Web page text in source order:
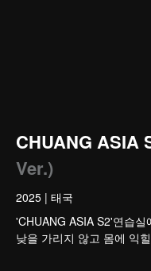
CHUANG ASIA
Ver.)
2025 | 태국
'CHUANG ASIA S2'연습
낮을 가리지 않고 몸에 익